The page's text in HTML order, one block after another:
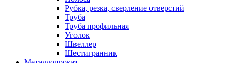
Рубка, резка, сверление отверстий
Труба
Труба профильная
Уголок
Швеллер
Шестигранник